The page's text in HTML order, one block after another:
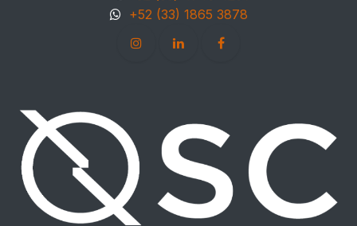
+52 (33) 1865 3878